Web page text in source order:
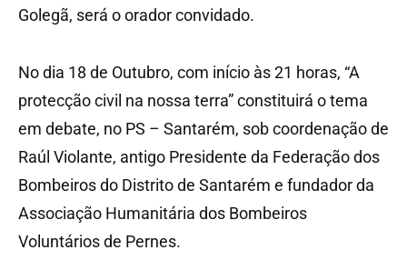
Golegã, será o orador convidado.
No dia 18 de Outubro, com início às 21 horas, “A
protecção civil na nossa terra” constituirá o tema
em debate, no PS – Santarém, sob coordenação de
Raúl Violante, antigo Presidente da Federação dos
Bombeiros do Distrito de Santarém e fundador da
Associação Humanitária dos Bombeiros
Voluntários de Pernes.